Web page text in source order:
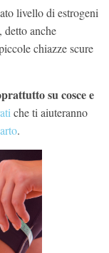
livello di estrogeni
, detto anche
chiazze scure
su cosce e
che ti aiuteranno
.